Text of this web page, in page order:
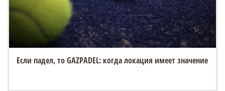
Если падел, то GAZPADEL: когда локация имеет значение